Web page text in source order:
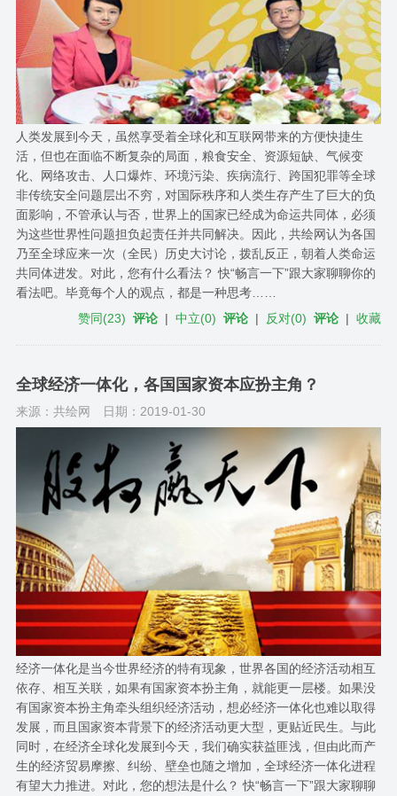
人类发展到今天，虽然享受着全球化和互联网带来的方便快捷生
活，但也在面临不断复杂的局面，粮食安全、资源短缺、气候变
化、网络攻击、人口爆炸、环境污染、疾病流行、跨国犯罪等全球
非传统安全问题层出不穷，对国际秩序和人类生存产生了巨大的负
面影响，不管承认与否，世界上的国家已经成为命运共同体，必须
为这些世界性问题担负起责任并共同解决。因此，共绘网认为各国
乃至全球应来一次（全民）历史大讨论，拨乱反正，朝着人类命运
共同体进发。对此，您有什么看法？ 快“畅言一下”跟大家聊聊你的
看法吧。毕竟每个人的观点，都是一种思考……
赞同(23) 评论 |中立(0) 评论 | 反对(0) 评论 |收藏
全球经济一体化，各国国家资本应扮主角？
来源：共绘网 日期：2019-01-30
经济一体化是当今世界经济的特有现象，世界各国的经济活动相互
依存、相互关联，如果有国家资本扮主角，就能更一层楼。如果没
有国家资本扮主角牵头组织经济活动，想必经济一体化也难以取得
发展，而且国家资本背景下的经济活动更大型，更贴近民生。与此
同时，在经济全球化发展到今天，我们确实获益匪浅，但由此而产
生的经济贸易摩擦、纠纷、壁垒也随之增加，全球经济一体化进程
有望大力推进。对此，您的想法是什么？ 快“畅言一下”跟大家聊聊